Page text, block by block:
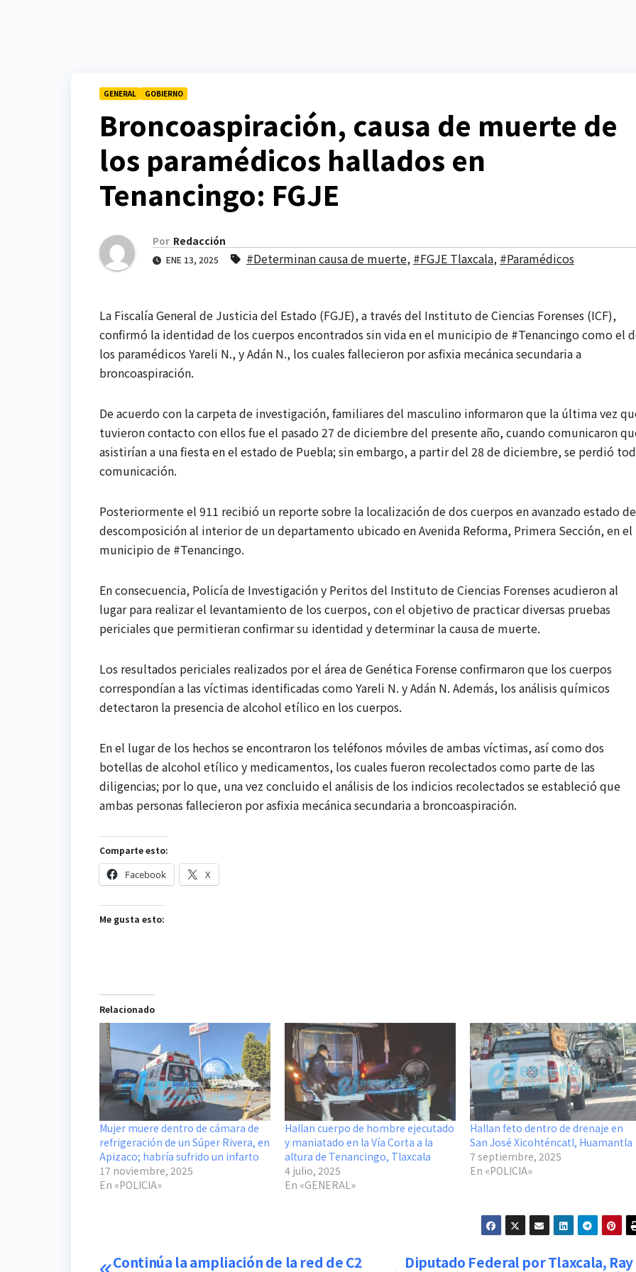
GENERAL GOBIERNO
Broncoaspiración, causa de muerte de
los paramédicos hallados en
Tenancingo: FGJE
Por Redacción
ENE 13, 2025 #Determinan causa de muerte, #FGJE Tlaxcala, #Paramédicos
La Fiscalía General de Justicia del Estado (FGJE), a través del Instituto de Ciencias Forenses (ICF),
confirmó la identidad de los cuerpos encontrados sin vida en el municipio de #Tenancingo como el
los paramédicos Yareli N., y Adán N., los cuales fallecieron por asfixia mecánica secundaria a
broncoaspiración.
De acuerdo con la carpeta de investigación, familiares del masculino informaron que la última vez
tuvieron contacto con ellos fue el pasado 27 de diciembre del presente año, cuando comunicaron
asistirían a una fiesta en el estado de Puebla; sin embargo, a partir del 28 de diciembre, se perdió
comunicación.
Posteriormente el 911 recibió un reporte sobre la localización de dos cuerpos en avanzado estado de
descomposición al interior de un departamento ubicado en Avenida Reforma, Primera Sección, en el
municipio de #Tenancingo.
En consecuencia, Policía de Investigación y Peritos del Instituto de Ciencias Forenses acudieron al
lugar para realizar el levantamiento de los cuerpos, con el objetivo de practicar diversas pruebas
periciales que permitieran confirmar su identidad y determinar la causa de muerte.
Los resultados periciales realizados por el área de Genética Forense confirmaron que los cuerpos
correspondían a las víctimas identificadas como Yareli N. y Adán N. Además, los análisis químicos
detectaron la presencia de alcohol etílico en los cuerpos.
En el lugar de los hechos se encontraron los teléfonos móviles de ambas víctimas, así como dos
botellas de alcohol etílico y medicamentos, los cuales fueron recolectados como parte de las
diligencias; por lo que, una vez concluido el análisis de los indicios recolectados se estableció que
ambas personas fallecieron por asfixia mecánica secundaria a broncoaspiración.
Comparte esto:
Facebook X
Me gusta esto:
Relacionado
Mujer muere dentro de cámara de
refrigeración de un Súper Rivera, en
Apizaco; habría sufrido un infarto
17 noviembre, 2025
En «POLICIA»
Hallan cuerpo de hombre ejecutado
y maniatado en la Vía Corta a la
altura de Tenancingo, Tlaxcala
4 julio, 2025
En «GENERAL»
Hallan feto dentro de drenaje en
San José Xicohténcatl, Huamantla
7 septiembre, 2025
En «POLICIA»
Diputado Federal por Tlaxcala, Ray
Continúa la ampliación de la red de C2
POLITICA
Lilia
las
en
según
IQ
4 AGOSTO,